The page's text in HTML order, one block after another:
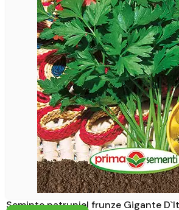
Seminte patrunjel frunze Gigante